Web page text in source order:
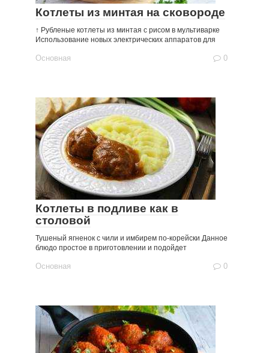
Котлеты из минтая на сковороде
↑ Рубленые котлеты из минтая с рисом в мультиварке
Использование новых электрических аппаратов для
Основная 0
Котлеты в подливе как в
столовой
Тушеный ягненок с чили и имбирем по-корейски Данное
блюдо простое в приготовлении и подойдет
Основная 0